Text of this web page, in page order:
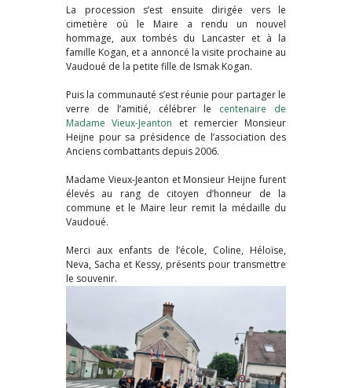
La procession s’est ensuite dirigée vers le
cimetière où le Maire a rendu un nouvel
hommage, aux tombés du Lancaster et à la
famille Kogan, et a annoncé la visite prochaine au
Vaudoué de la petite fille de Ismak Kogan.
Puis la communauté s’est réunie pour partager le
verre de l’amitié, célébrer le centenaire de
Madame Vieux-Jeanton et remercier Monsieur
Heijne pour sa présidence de l’association des
Anciens combattants depuis 2006.
Madame Vieux-Jeanton et Monsieur Heijne furent
élevés au rang de citoyen d’honneur de la
commune et le Maire leur remit la médaille du
Vaudoué.
Merci aux enfants de l’école, Coline, Héloïse,
Neva, Sacha et Kessy, présents pour transmettre
le souvenir.